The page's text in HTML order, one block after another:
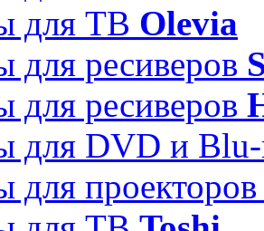
для ТВ Olevia
для ресиверов
для ресиверов
для DVD и
для